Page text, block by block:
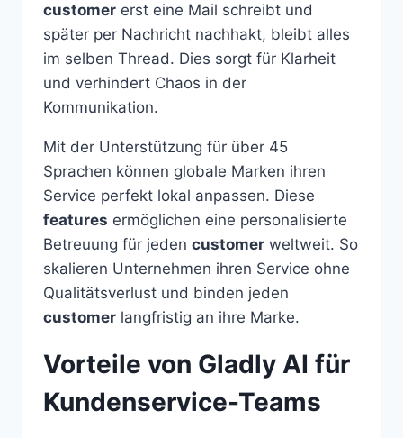
customer erst eine Mail schreibt und
später per Nachricht nachhakt, bleibt alles
im selben Thread. Dies sorgt für Klarheit
und verhindert Chaos in der
Kommunikation.
Mit der Unterstützung für über 45
Sprachen können globale Marken ihren
Service perfekt lokal anpassen. Diese
features ermöglichen eine personalisierte
Betreuung für jeden customer weltweit. So
skalieren Unternehmen ihren Service ohne
Qualitätsverlust und binden jeden
customer langfristig an ihre Marke.
Vorteile von Gladly AI für
Kundenservice-Teams